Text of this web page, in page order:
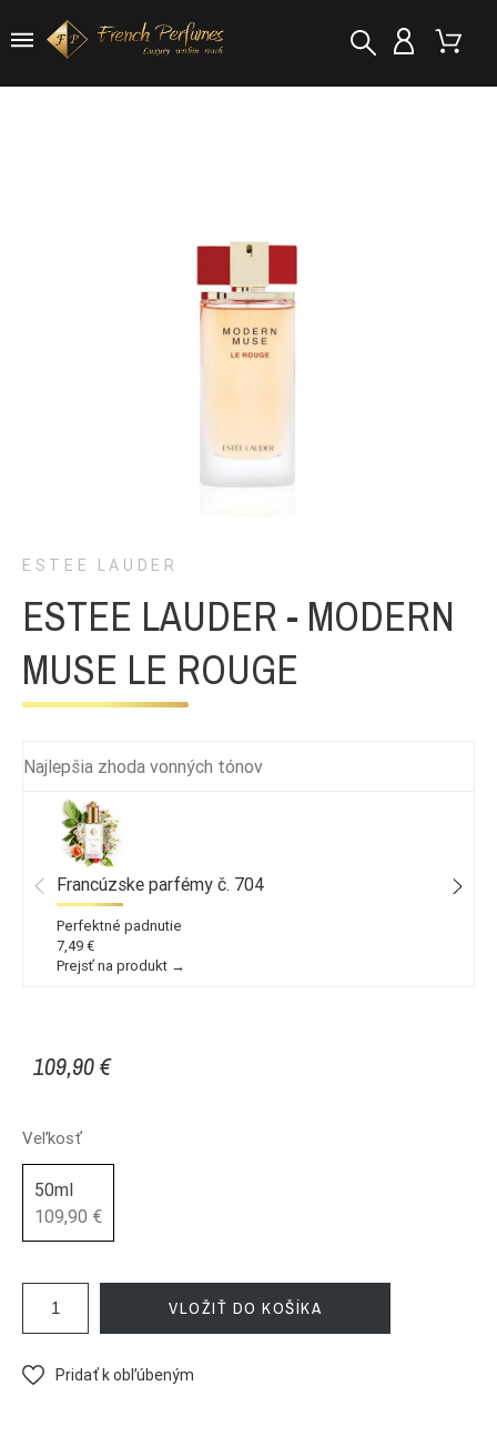
ESTEE LAUDER
ESTEE LAUDER - MODERN
MUSE LE ROUGE
Najlepšia zhoda vonných tónov
Francúzske parfémy č. 704
Perfektné padnutie
7,49 €
Prejsť na produkt →
109,90 €
Veľkosť
50ml
109,90 €
VLOŽIŤ DO KOŠÍKA
Pridať k obľúbeným